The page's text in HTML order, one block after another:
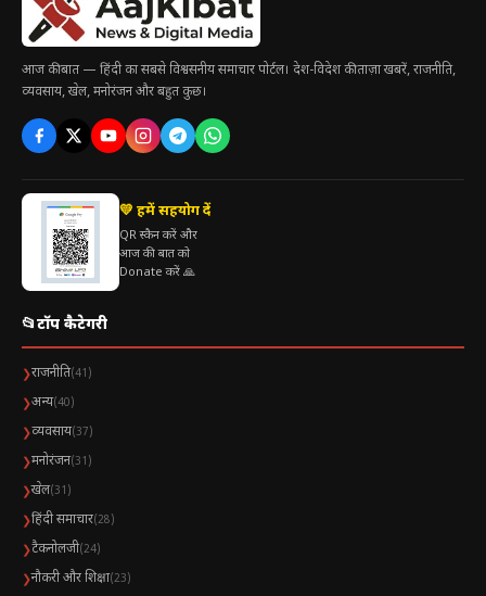
आज की बात — हिंदी का सबसे विश्वसनीय समाचार पोर्टल। देश-विदेश की ताज़ा खबरें, राजनीति,
व्यवसाय, खेल, मनोरंजन और बहुत कुछ।
💛 हमें सहयोग दें
QR स्कैन करें और
आज की बात को
Donate करें 🙏
📂टॉप कैटेगरी
❯राजनीति(41)
❯अन्य(40)
❯व्यवसाय(37)
❯मनोरंजन(31)
❯खेल(31)
❯हिंदी समाचार(28)
❯टैकनोलजी(24)
❯नौकरी और शिक्षा(23)